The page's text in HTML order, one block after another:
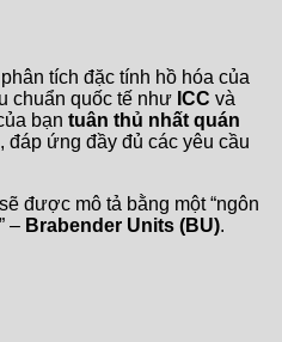
tích đặc tính hồ hóa của
chuẩn quốc tế như ICC và
bạn tuân thủ nhất quán
, đáp ứng đầy đủ các yêu cầu
được mô tả bằng một “ngôn
– Brabender Units (BU).